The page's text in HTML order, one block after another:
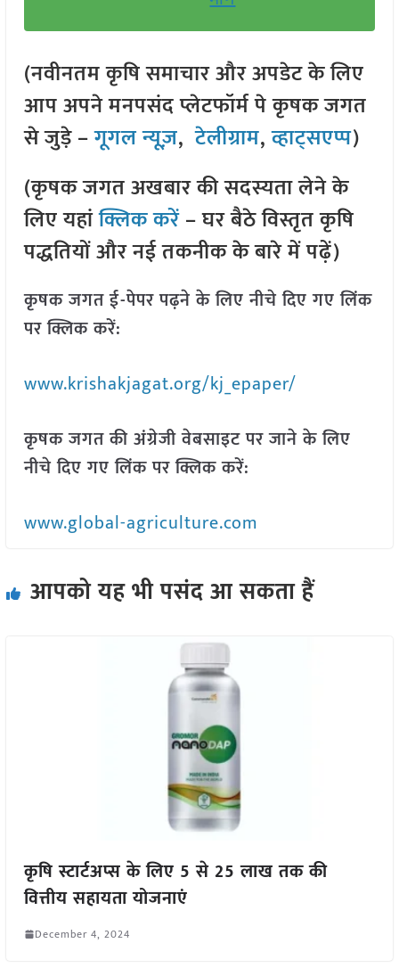
(नवीनतम कृषि समाचार और अपडेट के लिए
आप अपने मनपसंद प्लेटफॉर्म पे कृषक जगत
से जुड़े –गूगल न्यूज़,टेलीग्राम,व्हाट्सएप्प)
(कृषक जगत अखबार की सदस्यता लेने के
लिए यहांक्लिक करें– घर बैठे विस्तृत कृषि
पद्धतियों और नई तकनीक के बारे में पढ़ें)
कृषक जगत ई-पेपर पढ़ने के लिए नीचे दिए गए लिंक
पर क्लिक करें:
www.krishakjagat.org/kj_epaper/
कृषक जगत की अंग्रेजी वेबसाइट पर जाने के लिए
नीचे दिए गए लिंक पर क्लिक करें:
www.global-agriculture.com
आपको यह भी पसंद आ सकता हैं
कृषि स्टार्टअप्स के लिए 5 से 25 लाख तक की
वित्तीय सहायता योजनाएं
December 4, 2024